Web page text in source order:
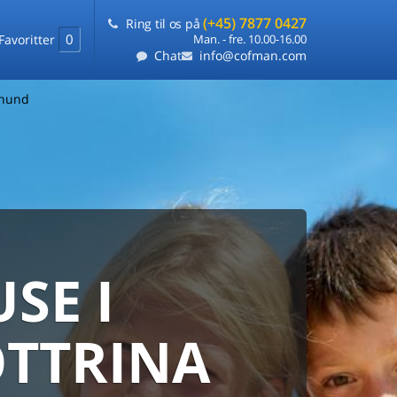
Favoritter 0
Ring til os på (+45) 7877 0427
Man. - fre. 10.00-16.00
Chat info@cofman.com
I
laveste pris
ét sted